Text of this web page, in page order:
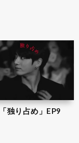
独り占め」EP9